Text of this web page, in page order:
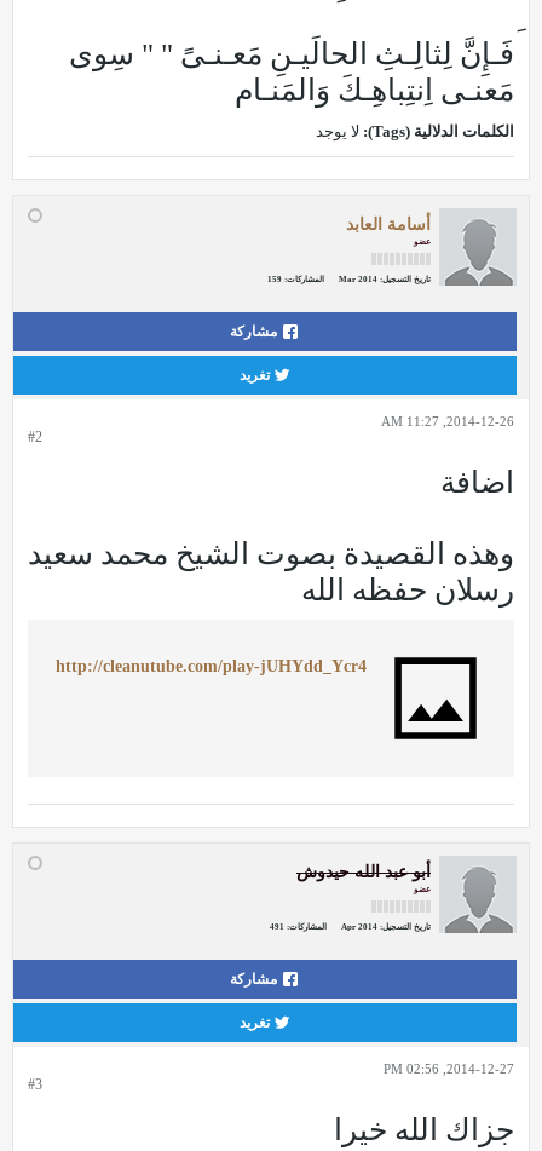
فَـإِنَّ لِثالِـثِ الحالَيـنِ مَعـنـىً " " سِوى
مَعنـى اِنتِباهِـكَ وَالمَنـام
الكلمات الدلالية (Tags): لا يوجد
أسامة العابد
عضو
تاريخ التسجيل: Mar 2014 المشاركات: 159
مشاركة
تغريد
#2
2014-12-26, 11:27 AM
اضافة
وهذه القصيدة بصوت الشيخ محمد سعيد
رسلان حفظه الله
http://cleanutube.com/play-jUHYdd_Ycr4
أبو عبد الله حيدوش
عضو
تاريخ التسجيل: Apr 2014 المشاركات: 491
مشاركة
تغريد
#3
2014-12-27, 02:56 PM
جزاك الله خيرا